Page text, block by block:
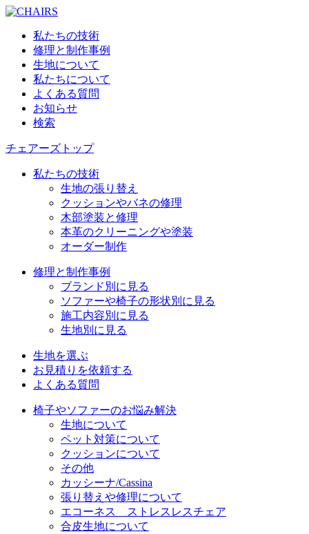
私たちの技術
修理と制作事例
生地について
私たちについて
よくある質問
お知らせ
検索
チェアーズトップ
私たちの技術
生地の張り替え
クッションやバネの修理
木部塗装と修理
本革のクリーニングや塗装
オーダー制作
修理と制作事例
ブランド別に見る
ソファーや椅子の形状別に見る
施工内容別に見る
生地別に見る
生地を選ぶ
お見積りを依頼する
よくある質問
椅子やソファーのお悩み解決
生地について
ペット対策について
クッションについて
その他
カッシーナ/Cassina
張り替えや修理について
エコーネス ストレスレスチェア
合皮生地について